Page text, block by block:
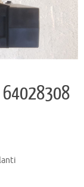
64028308